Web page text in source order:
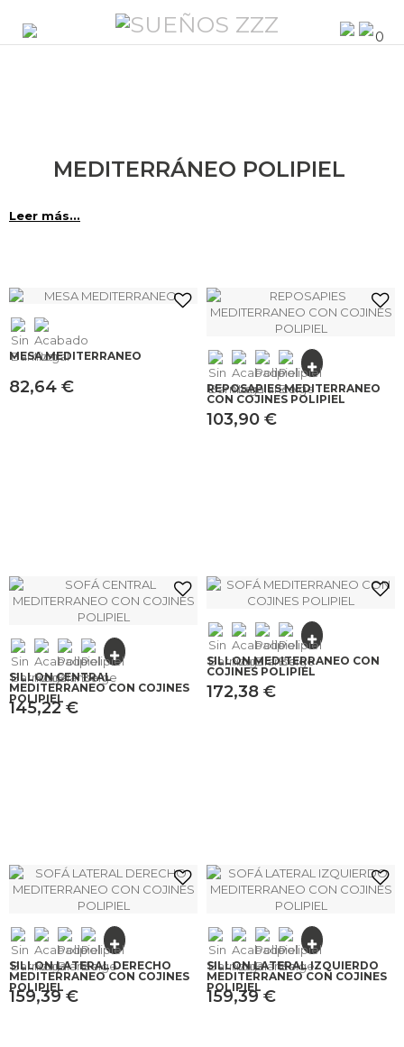
MEDITERRÁNEO POLIPIEL
Leer más...
MESA MEDITERRANEO
82,64 €
REPOSAPIES MEDITERRANEO
CON COJINES POLIPIEL
103,90 €
SILLÓN CENTRAL
MEDITERRANEO CON COJINES
POLIPIEL
145,22 €
SILLÓN MEDITERRANEO CON
COJINES POLIPIEL
172,38 €
SILLÓN LATERAL DERECHO
MEDITERRANEO CON COJINES
POLIPIEL
159,39 €
SILLÓN LATERAL IZQUIERDO
MEDITERRANEO CON COJINES
POLIPIEL
159,39 €
0